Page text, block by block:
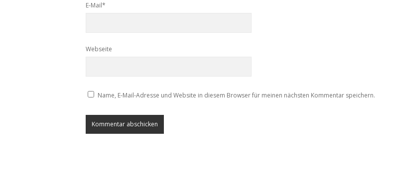
E-Mail*
Webseite
Name, E-Mail-Adresse und Website in diesem Browser für meinen nächsten Kommentar speichern.